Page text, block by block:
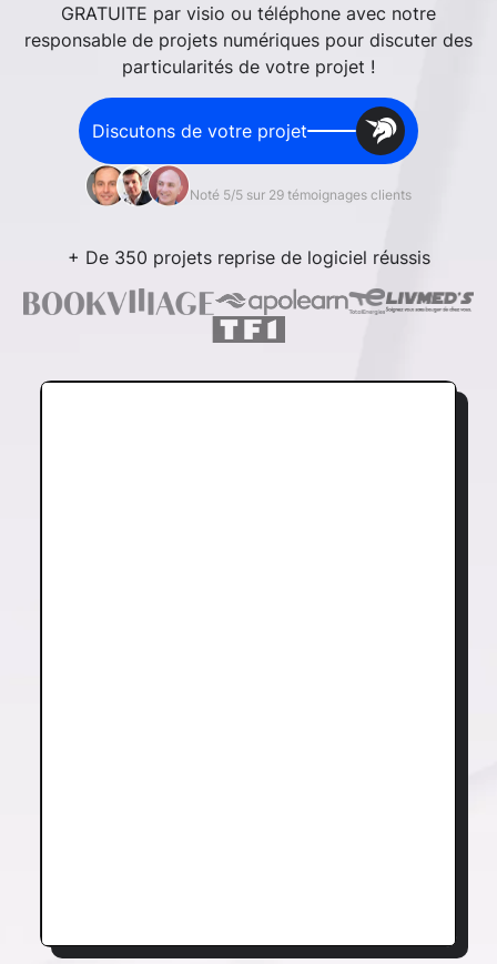
GRATUITE par visio ou téléphone avec notre
responsable de projets numériques pour discuter des
particularités de votre projet !
Discutons de votre projet
Noté 5/5 sur 29 témoignages clients
+ De 350 projets reprise de logiciel réussis